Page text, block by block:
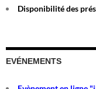
Disponibilité des
EVÉNEMENTS